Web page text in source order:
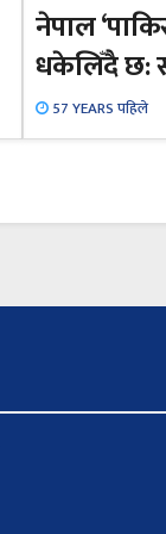
नेपाल
धकेलिँदै छ:
57 YEARS पहिले